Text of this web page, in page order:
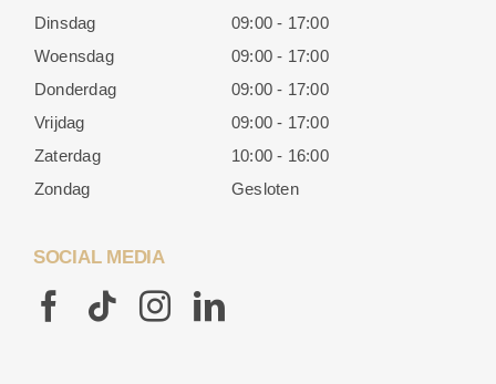
Dinsdag
09:00 - 17:00
Woensdag
09:00 - 17:00
Donderdag
09:00 - 17:00
Vrijdag
09:00 - 17:00
Zaterdag
10:00 - 16:00
Zondag
Gesloten
SOCIAL MEDIA